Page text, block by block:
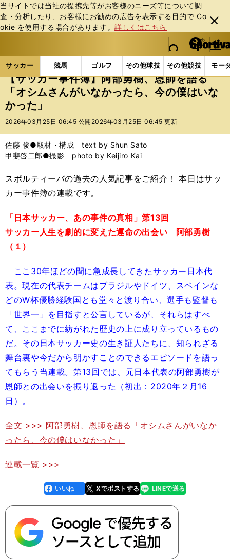
当サイトでは当社の提携先等がお客様のニーズ等について調
査・分析したり、お客様にお勧めの広告を表⽰する⽬的で Co
okie を使⽤する場合があります。詳しくはこちら
閉じ
る
web Sportiva (webスポルティーバ)
検索
マイペ
ー
ジ
メニュ
サッカー 競馬 ゴルフ その他球技 その他競技 モー
ス
ポ
ル
テ
ー
バ
サッカーの記事一覧 Jリーグ他 Jリーグ 【サッ
【サッカー事件簿】阿部勇樹、恩師を語る
「オシムさんがいなかったら、今の僕はいな
かった」
2026年03月25日 06:45 公開 2026年03月25日 06:45 更新
佐藤 俊●取材・構成 text by Shun Sato
甲斐啓二郎●撮影 photo by Keijiro Kai
スポルティーバの過去の人気記事をご紹介！ 本日はサッ
カー事件簿の連載です。
「日本サッカー、あの事件の真相」第13回
サッカー人生を劇的に変えた運命の出会い 阿部勇樹
（１）
ここ30年ほどの間に急成長してきたサッカー日本代
表。現在の代表チームはブラジルやドイツ、スペインな
どのW杯優勝経験国とも堂々と渡り合い、選手も監督も
「世界一」を目指すと公言しているが、それらはすべ
て、ここまでに紡がれた歴史の上に成り立っているもの
だ。その日本サッカー史の生き証人たちに、知られざる
舞台裏や今だから明かすことのできるエピソードを語っ
てもらう当連載。第13回では、元日本代表の阿部勇樹が
恩師との出会いを振り返った（初出：2020年２月16
日）。
全文 >>> 阿部勇樹、恩師を語る「オシムさんがいなか
ったら、今の僕はいなかった」
連載一覧 >>>
faceboo
k
いいね Xでポストする
line LINEで送る